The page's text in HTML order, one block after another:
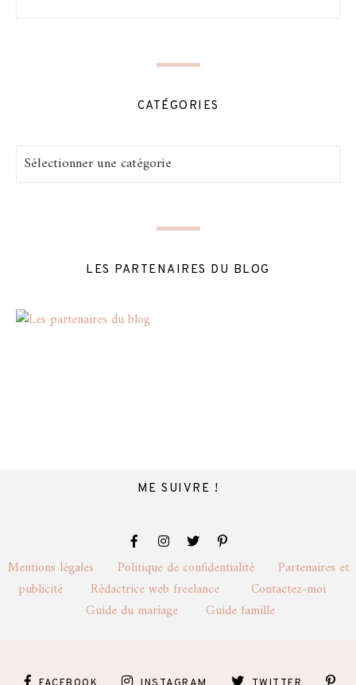
CATÉGORIES
Catégories
LES PARTENAIRES DU BLOG
ME SUIVRE !
Mentions légales Politique de confidentialité Partenaires et
publicité Rédactrice web freelance Contactez-moi
Guide du mariage Guide famille